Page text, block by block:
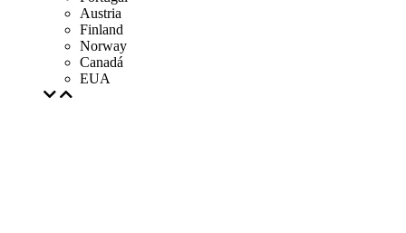
Austria
Finland
Norway
Canadá
EUA